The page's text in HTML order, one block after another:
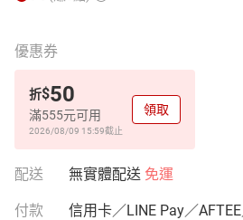
優惠券
折$50
滿555元可用
2026/08/09 15:59截止
領取
配送 無實體配送 免運
付款 信用卡／LINE Pay／